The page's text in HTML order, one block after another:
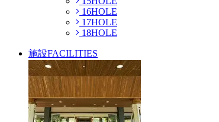
16HOLE
17HOLE
18HOLE
施設FACILITIES